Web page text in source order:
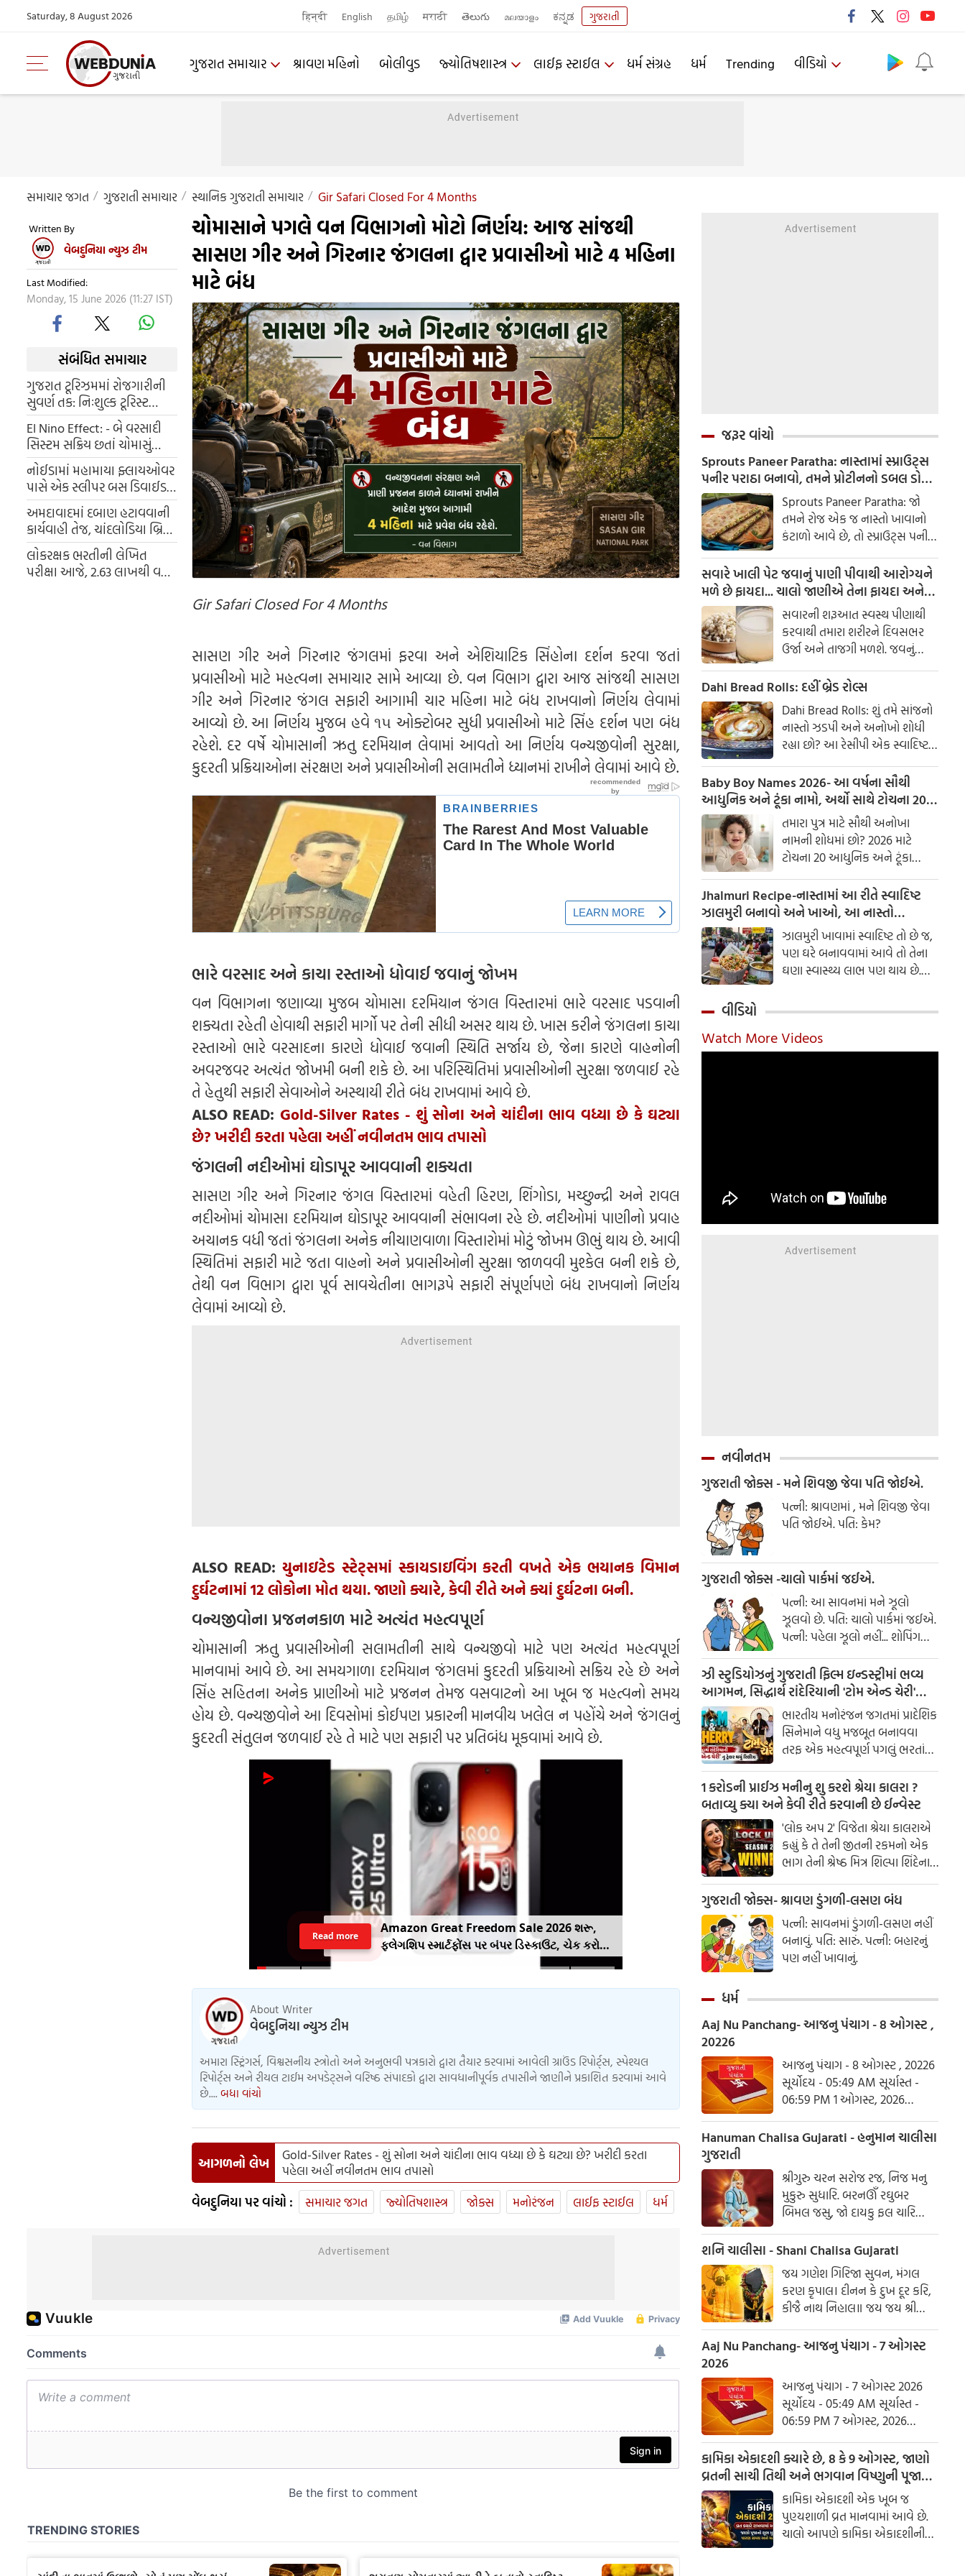
Saturday, 8 August 2026 हिन्दी English தமிழ் मराठी తెలుగు മലയാളം ಕನ್ನಡ ગુજરાતી
ગુજરાત સમાચાર શ્રાવણ મહિનો બોલીવુડ જ્યોતિષશાસ્ત્ર લાઈફ સ્ટાઈલ ધર્મ સંગ્રહ ધર્મ Trending વીડિયો
સમાચાર જગત ગુજરાતી સમાચાર સ્થાનિક ગુજરાતી સમાચાર Gir Safari Closed For 4 Months
Written By
વેબદુનિયા ન્યુઝ ટીમ
Last Modified:
Monday, 15 June 2026 (11:27 IST)
સંબંધિત સમાચાર
ગુજરાત ટૂરિઝમમાં રોજગારીની
સુવર્ણ તક: નિઃશુલ્ક ટૂરિસ્ટ
ગાઈડ તાલીમનો પ્રારંભ
El Nino Effect: - બે વરસાદી
સિસ્ટમ સક્રિય છતાં ચોમાસું
નબળું, દક્ષિણ ગુજરાતમાં
વરસાદની સંભાવના
નોઈડામાં મહામાયા ફ્લાયઓવર
પાસે એક સ્લીપર બસ ડિવાઈડર
સાથે અથડાઈ અને પલટી ગઈ
અમદાવાદમાં દબાણ હટાવવાની
કાર્યવાહી તેજ, ચાંદલોડિયા બ્રિજ
પાસે AMCનું ડિમોલિશન;
સ્થાનિકોનો વિરોધ
લોકરક્ષક ભરતીની લેખિત
પરીક્ષા આજે, 2.63 લાખથી વધુ
ચોમાસાને પગલે વન વિભાગનો મોટો નિર્ણય: આજ સાંજથી
સાસણ ગીર અને ગિરનાર જંગલના દ્વાર પ્રવાસીઓ માટે 4 મહિના
માટે બંધ
Gir Safari Closed For 4 Months
સાસણ ગીર અને ગિરનાર જંગલમાં ફરવા અને એશિયાટિક સિંહોના દર્શન કરવા જતાં
પ્રવાસીઓ માટે મહત્વના સમાચાર સામે આવ્યા છે. વન વિભાગ દ્વારા આજ સાંજથી સાસણ
ગીર અને ગિરનાર જંગલ સફારી આગામી ચાર મહિના માટે બંધ રાખવાનો નિર્ણય લેવામાં
આવ્યો છે. આ નિર્ણય મુજબ હવે ૧૫ ઓક્ટોબર સુધી પ્રવાસીઓ માટે સિંહ દર્શન પણ બંધ
રહેશે. દર વર્ષે ચોમાસાની ઋતુ દરમિયાન લેવામાં આવતો આ નિર્ણય વન્યજીવોની સુરક્ષા,
કુદરતી પ્રક્રિયાઓના સંરક્ષણ અને પ્રવાસીઓની સલામતીને ધ્યાનમાં રાખીને લેવામાં આવે છે.
ભારે વરસાદ અને કાચા રસ્તાઓ ધોવાઈ જવાનું જોખમ
વન વિભાગના જણાવ્યા મુજબ ચોમાસા દરમિયાન જંગલ વિસ્તારમાં ભારે વરસાદ પડવાની
શક્યતા રહેતી હોવાથી સફારી માર્ગો પર તેની સીધી અસર થાય છે. ખાસ કરીને જંગલના કાચા
રસ્તાઓ ભારે વરસાદના કારણે ધોવાઈ જવાની સ્થિતિ સર્જાય છે, જેના કારણે વાહનોની
અવરજવર અત્યંત જોખમી બની શકે છે. આ પરિસ્થિતિમાં પ્રવાસીઓની સુરક્ષા જળવાઈ રહે
તે હેતુથી સફારી સેવાઓને અસ્થાયી રીતે બંધ રાખવામાં આવે છે.
ALSO READ: Gold-Silver Rates - શું સોના અને ચાંદીના ભાવ વધ્યા છે કે ઘટ્યા
છે? ખરીદી કરતા પહેલા અહીં નવીનતમ ભાવ તપાસો
જંગલની નદીઓમાં ઘોડાપૂર આવવાની શક્યતા
સાસણ ગીર અને ગિરનાર જંગલ વિસ્તારમાં વહેતી હિરણ, શિંગોડા, મચ્છુન્દ્રી અને રાવલ
નદીઓમાં ચોમાસા દરમિયાન ઘોડાપૂર આવવાની સંભાવના રહે છે. નદીઓમાં પાણીનો પ્રવાહ
અચાનક વધી જતાં જંગલના અનેક નીચાણવાળા વિસ્તારોમાં મોટું જોખમ ઊભું થાય છે. આવી
સ્થિતિમાં સફારી માટે જતા વાહનો અને પ્રવાસીઓની સુરક્ષા જાળવવી મુશ્કેલ બની શકે છે,
તેથી વન વિભાગ દ્વારા પૂર્વ સાવચેતીના ભાગરૂપે સફારી સંપૂર્ણપણે બંધ રાખવાનો નિર્ણય
લેવામાં આવ્યો છે.
ALSO READ: યુનાઇટેડ સ્ટેટ્સમાં સ્કાયડાઇવિંગ કરતી વખતે એક ભયાનક વિમાન
દુર્ઘટનામાં 12 લોકોના મોત થયા. જાણો ક્યારે, કેવી રીતે અને ક્યાં દુર્ઘટના બની.
વન્યજીવોના પ્રજનનકાળ માટે અત્યંત મહત્વપૂર્ણ
ચોમાસાની ઋતુ પ્રવાસીઓની સલામતીની સાથે વન્યજીવો માટે પણ અત્યંત મહત્વપૂર્ણ
માનવામાં આવે છે. આ સમયગાળા દરમિયાન જંગલમાં કુદરતી પ્રક્રિયાઓ સક્રિય રહે છે અને
સિંહ સહિતના અનેક પ્રાણીઓ માટે પ્રજનન તેમજ વસવાટનો આ ખૂબ જ મહત્વનો સમય
હોય છે. વન્યજીવોને આ દિવસોમાં કોઈપણ પ્રકારની માનવીય ખલેલ ન પહોંચે અને જંગલનું
કુદરતી સંતુલન જળવાઈ રહે તે માટે પણ સફારી પર પ્રતિબંધ મૂકવામાં આવે છે.
Amazon Great Freedom Sale 2026 શરૂ,
ફ્લેગશિપ સ્માર્ટફોંસ પર બંપર ડિસ્કાઉંટ, ચેક કરો
Read more
About Writer
વેબદુનિયા ન્યુઝ ટીમ
અમારા સ્ટ્રિંગર્સ, વિશ્વસનીય સ્ત્રોતો અને અનુભવી પત્રકારો દ્વારા તૈયાર કરવામાં આવેલી ગ્રાઉંડ રિપોર્ટ્સ, સ્પેશ્યલ
રિપોર્ટ્સ અને રીયલ ટાઈમ અપડેટ્સને વરિષ્ઠ સંપાદકો દ્વારા સાવધાનીપૂર્વક તપાસીને જાણીને પ્રકાશિત કરવામાં આવે
છે.... બધા વાંચો
આગળનો લેખ
Gold-Silver Rates - શું સોના અને ચાંદીના ભાવ વધ્યા છે કે ઘટ્યા છે? ખરીદી કરતા
પહેલા અહીં નવીનતમ ભાવ તપાસો
વેબદુનિયા પર વાંચો : સમાચાર જગત જ્યોતિષશાસ્ત્ર જોક્સ મનોરંજન લાઈફ સ્ટાઈલ ધર્મ
જરૂર વાંચો
Sprouts Paneer Paratha: નાસ્તામાં સ્પ્રાઉટ્સ
પનીર પરાઠા બનાવો, તમને પ્રોટીનનો ડબલ ડોઝ
મળશે
Sprouts Paneer Paratha: જો
તમને રોજ એક જ નાસ્તો ખાવાનો
કંટાળો આવે છે, તો સ્પ્રાઉટ્સ પનીર
પરાઠા બનાવવાનો પ્રયાસ કરો. તે
માત્ર સ્વાદિષ્ટ જ નથી પણ તમારા
સ્વાસ્થ્ય માટે અતિ ફાયદાકારક પણ
સવારે ખાલી પેટ જવાનું પાણી પીવાથી આરોગ્યને
મળે છે ફાયદા... ચાલો જાણીએ તેના ફાયદા અને
ઉપયોગ કરવાની યોગ્ય રીતસવારની શરૂઆત સ્વસ્થ પીણાથી
કરવાથી તમારા શરીરને દિવસભર
ઉર્જા અને તાજગી મળશે. જવનું
પાણી એક ઉત્તમ ઘરેલું ઉપાય
માનવામાં આવે છે, જે ખાસ કરીને
ઉનાળામાં ઠંડક આપે છે
Dahi Bread Rolls: દહીં બ્રેડ રોલ્સ
Dahi Bread Rolls: શું તમે સાંજનો
નાસ્તો ઝડપી અને અનોખો શોધી
રહ્યા છો? આ રેસીપી એક સ્વાદિષ્ટ
વિકલ્પ આપે છે જે બહારથી ક્રિસ્પી
અને અંદરથી અતિ નરમ છે. મસાલા
અને ક્રીમી ટેક્સચરનું સંપૂર્ણ મિશ્રણ
તેને બધી ઉંમરના લોકોમાં પ્રિય
બનાવે છે.
Baby Boy Names 2026- આ વર્ષના સૌથી
આધુનિક અને ટૂંકા નામો, અર્થો સાથે ટોચના 20
નામોની યાદી જુઓ.તમારા પુત્ર માટે સૌથી અનોખા
નામની શોધમાં છો? 2026 માટે
ટોચના 20 આધુનિક અને ટૂંકા
બાળક છોકરાના નામોની યાદી
તપાસો, અર્થો સાથે, જે તમારા
બાળકને એક સુંદર ઓળખ આપશે.
Jhalmuri Recipe-નાસ્તામાં આ રીતે સ્વાદિષ્ટ
ઝાલમુરી બનાવો અને ખાઓ, આ નાસ્તો
મસાલેદાર અને સ્વાદિષ્ટ છે.ઝાલમુરી ખાવામાં સ્વાદિષ્ટ તો છે જ,
પણ ઘરે બનાવવામાં આવે તો તેના
ઘણા સ્વાસ્થ્ય લાભ પણ થાય છે.
વીડિયો
Watch More Videos
નવીનતમ
ગુજરાતી જોક્સ - મને શિવજી જેવા પતિ જોઈએ.
પત્ની: શ્રાવણમાં , મને શિવજી જેવા
પતિ જોઈએ. પતિ: કેમ?
ગુજરાતી જોક્સ -ચાલો પાર્કમાં જઈએ.
પત્ની: આ સાવનમાં મને ઝૂલો
ઝૂલવો છે. પતિ: ચાલો પાર્કમાં જઈએ.
પત્ની: પહેલા ઝૂલો નહીં... શોપિંગ
કરાવ!
ઝી સ્ટુડિયોઝનું ગુજરાતી ફિલ્મ ઇન્ડસ્ટ્રીમાં ભવ્ય
આગમન, સિદ્ધાર્થ રાંદેરિયાની 'ટોમ એન્ડ ચેરી'
સાથે કરશે શરૂઆત; ટ્રેલર થયું રિલીઝ
ભારતીય મનોરંજન જગતમાં પ્રાદેશિક
સિનેમાને વધુ મજબૂત બનાવવા
તરફ એક મહત્વપૂર્ણ પગલું ભરતાં
ઝી સ્ટુડિયોઝે ગુજરાતી ફિલ્મ
ઇન્ડસ્ટ્રીમાં પોતાની સત્તાવાર
એન્ટ્રીની જાહેરાત કરી છે.
1 કરોડની પ્રાઈઝ મનીનુ શુ કરશે શ્રેયા કાલરા ?
બતાવ્યુ ક્યા અને કેવી રીતે કરવાની છે ઈન્વેસ્ટ
'લોક અપ 2' વિજેતા શ્રેયા કાલરાએ
કહ્યું કે તે તેની જીતની રકમનો એક
ભાગ તેની શ્રેષ્ઠ મિત્ર શિલ્પા શિંદેના
આશ્રય ગૃહમાં દાન કરશે.
ગુજરાતી જોક્સ- શ્રાવણ ડુંગળી-લસણ બંધ
પત્ની: સાવનમાં ડુંગળી-લસણ નહીં
બનાવું. પતિ: સારું. પત્ની: બહારનું
પણ નહીં ખાવાનું.
ધર્મ
Aaj Nu Panchang- આજનુ પંચાગ - 8 ઓગસ્ટ ,
20226
આજનુ પંચાગ - 8 ઓગસ્ટ , 20226
સૂર્યોદય - 05:49 AM સૂર્યાસ્ત -
06:59 PM 1 ઓગસ્ટ, 2026
શનિવાર આષાઢ વદ ત્રિજ- વિક્રમ
સંવત 2082
Hanuman Chalisa Gujarati - હનુમાન ચાલીસા
ગુજરાતી
શ્રીગુરુ ચરન સરોજ રજ, નિજ મનુ
મુકુરુ સુધારિ. બરનઊઁ રઘુબર
બિમલ જસુ, જો દાયકુ ફલ ચારિ
બુદ્ધિહીન તનુ જાનિકે, સુમિરૌં પવન-
કુમાર. બલ બુદ્ધિ બિદ્યા દેહુ મોહિં,
હરહુ કલેસ બિકાર
શનિ ચાલીસા - Shani Chalisa Gujarati
જય ગણેશ ગિરિજા સુવન, મંગલ
કરણ કૃપાલ। દીનન કે દુખ દૂર કરિ,
કીજૈ નાથ નિહાલ॥ જય જય શ્રી
શનિદેવ પ્રભુ, સુનહુ વિનય મહારાજ।
કરહુ કૃપા હે રવિ તનય, રાખહુ જન
કી લાજ॥ શનિ ચાલીસા ચૌપાઈ :
Aaj Nu Panchang- આજનુ પંચાગ - 7 ઓગસ્ટ
2026
આજનુ પંચાગ - 7 ઓગસ્ટ 2026
સૂર્યોદય - 05:49 AM સૂર્યાસ્ત -
06:59 PM 7 ઓગસ્ટ, 2026
શુક્રવાર આષાઢ વદ નોમ - વિક્રમ
સંવત 2082
કામિકા એકાદશી ક્યારે છે, 8 કે 9 ઓગસ્ટ, જાણો
વ્રતની સાચી તિથી અને ભગવાન વિષ્ણુની પૂજાનું
શુભ મુહૂર્ત
કામિકા એકાદશી એક ખૂબ જ
પુણ્યશાળી વ્રત માનવામાં આવે છે.
ચાલો આપણે કામિકા એકાદશીની